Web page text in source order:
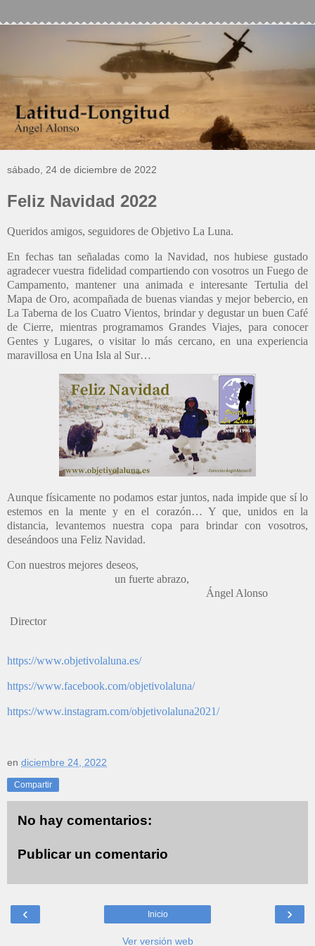
sábado, 24 de diciembre de 2022
Feliz Navidad 2022
Queridos amigos, seguidores de Objetivo La Luna.
En fechas tan señaladas como la Navidad, nos hubiese gustado
agradecer vuestra fidelidad compartiendo con vosotros un Fuego de
Campamento, mantener una animada e interesante Tertulia del
Mapa de Oro, acompañada de buenas viandas y mejor bebercio, en
La Taberna de los Cuatro Vientos, brindar y degustar un buen Café
de Cierre, mientras programamos Grandes Viajes, para conocer
Gentes y Lugares, o visitar lo más cercano, en una experiencia
maravillosa en Una Isla al Sur…
Aunque físicamente no podamos estar juntos, nada impide que sí lo
estemos en la mente y en el corazón… Y que, unidos en la
distancia, levantemos nuestra copa para brindar con vosotros,
deseándoos una Feliz Navidad.
Con nuestros mejores deseos,
un fuerte abrazo,
Ángel Alonso
Director
https://www.objetivolaluna.es/
https://www.facebook.com/objetivolaluna/
https://www.instagram.com/objetivolaluna2021/
en diciembre 24, 2022
Compartir
No hay comentarios:
Publicar un comentario
‹ ›
Inicio
Ver versión web